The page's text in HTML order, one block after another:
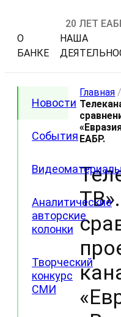
20 ЛЕТ
О
БАНКЕ
НАША
Новости
События
Аналитические
авторские
колонки
Творческий
конкурс
СМИ
Главная /
ЕАБР.